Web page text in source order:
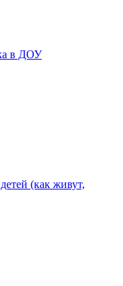
в ДОУ
(как живут,